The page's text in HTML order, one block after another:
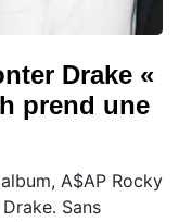
Drake «
prend une
A$AP Rocky
Sans